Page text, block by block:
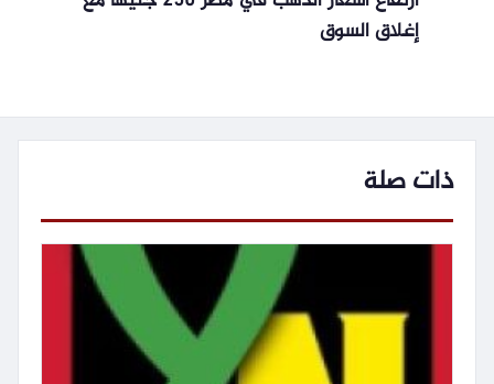
إغلاق السوق
ذات صلة